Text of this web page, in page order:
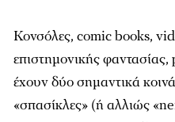
Κονσόλες, comic books,
επιστημονικής
έχουν δύο σημαντικά κοινά
«σπασίκλες» (ή αλλιώς